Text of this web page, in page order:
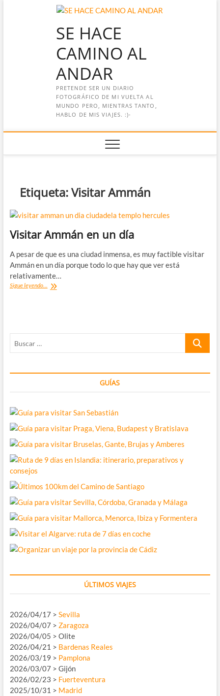
SE HACE
CAMINO AL
ANDAR
PRETENDE SER UN DIARIO
FOTOGRÁFICO DE MI VUELTA AL
MUNDO PERO, MIENTRAS TANTO,
HABLO DE MIS VIAJES. :)-
Etiqueta:Visitar Ammán
Visitar Ammán en un día
A pesar de que es una ciudad inmensa, es muy factible visitar
Ammán en un día porque todo lo que hay que ver está
relativamente…
Sigue leyendo... Visitar
Buscar
GUÍAS
ÚLTIMOS VIAJES
2026/04/17 > Sevilla
2026/04/07 > Zaragoza
2026/04/05 > Olite
2026/04/21 > Bardenas Reales
2026/03/19 > Pamplona
2026/03/07 > Gijón
2026/02/23 > Fuerteventura
2025/10/31 > Madrid